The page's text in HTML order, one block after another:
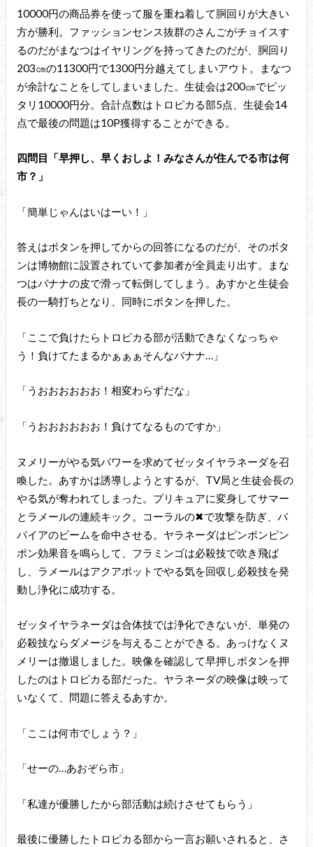
10000円の商品券を使って服を重ね着して胴回りが大きい
方が勝利。ファッションセンス抜群のさんごがチョイスす
るのだがまなつはイヤリングを持ってきたのだが、胴回り
203㎝の11300円で1300円分越えてしまいアウト。まなつ
が余計なことをしてしまいました。生徒会は200㎝でピッ
タリ10000円分。合計点数はトロピカる部5点、生徒会14
点で最後の問題は10P獲得することができる。
四問目「早押し、早くおしよ！みなさんが住んでる市は何
市？」
「簡単じゃんはいはーい！」
答えはボタンを押してからの回答になるのだが、そのボタ
ンは博物館に設置されていて参加者が全員走り出す。まな
つはバナナの皮で滑って転倒してしまう。あすかと生徒会
長の一騎打ちとなり、同時にボタンを押した。
「ここで負けたらトロピカる部が活動できなくなっちゃ
う！負けてたまるかぁぁぁそんなバナナ…」
「うおおおおおお！相変わらずだな」
「うおおおおおお！負けてなるものですか」
ヌメリーがやる気パワーを求めてゼッタイヤラネーダを召
喚した。あすかは誘導しようとするが、TV局と生徒会長の
やる気が奪われてしまった。プリキュアに変身してサマー
とラメールの連続キック。コーラルの✖で攻撃を防ぎ、パ
パイアのビームを命中させる。ヤラネーダはピンポンピン
ポン効果音を鳴らして、フラミンゴは必殺技で吹き飛ば
し、ラメールはアクアポットでやる気を回収し必殺技を発
動し浄化に成功する。
ゼッタイヤラネーダは合体技では浄化できないが、単発の
必殺技ならダメージを与えることができる。あっけなくヌ
メリーは撤退しました。映像を確認して早押しボタンを押
したのはトロピカる部だった。ヤラネーダの映像は映って
いなくて、問題に答えるあすか。
「ここは何市でしょう？」
「せーの…あおぞら市」
「私達が優勝したから部活動は続けさせてもらう」
最後に優勝したトロピカる部から一言お願いされると、さ